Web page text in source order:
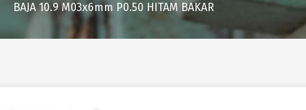
BAJA 10.9 M03x6mm P0.50 HITAM BAKAR